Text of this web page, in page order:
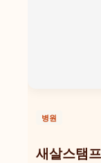
병원
새살스탬